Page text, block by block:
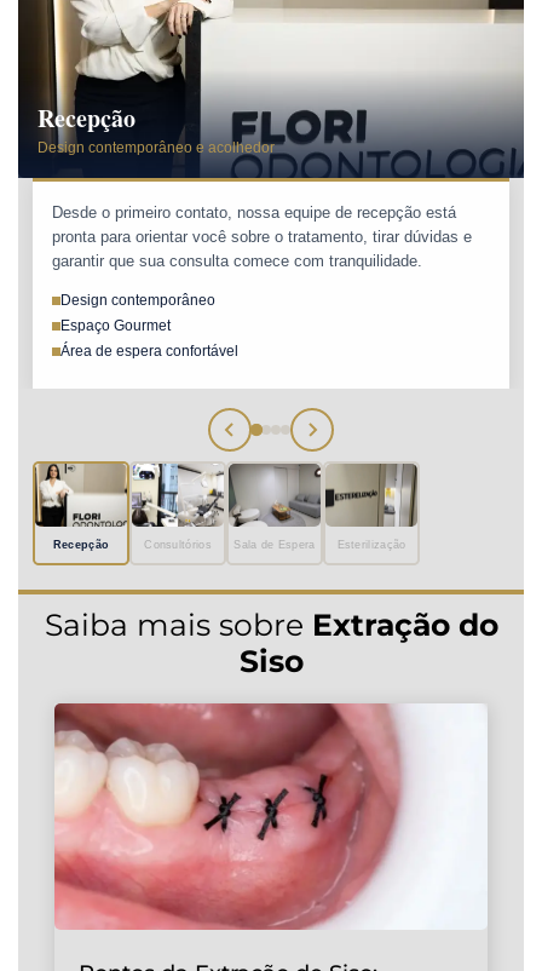
Recepção
Design contemporâneo e acolhedor
Desde o primeiro contato, nossa equipe de recepção está
pronta para orientar você sobre o tratamento, tirar dúvidas e
garantir que sua consulta comece com tranquilidade.
Design contemporâneo
Espaço Gourmet
Área de espera confortável
Recepção Consultórios Sala de Espera Esterilização
Saiba mais sobre Extração do
Siso